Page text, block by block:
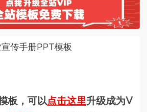
传手册PPT模板
板，可以点击这里升级成为V